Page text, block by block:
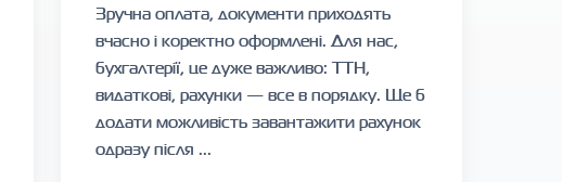
Зручна оплата, документи приходять
вчасно і коректно оформлені. Для нас,
бухгалтерії, це дуже важливо: ТТН,
видаткові, рахунки — все в порядку. Ще б
додати можливість завантажити рахунок
одразу після ...